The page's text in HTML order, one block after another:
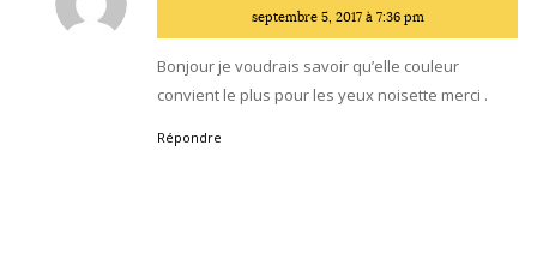
:
septembre 5, 2017 à 7:36 pm
Bonjour je voudrais savoir qu’elle couleur
convient le plus pour les yeux noisette merci .
Répondre